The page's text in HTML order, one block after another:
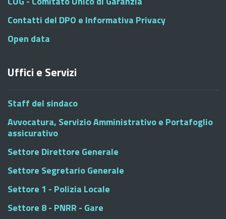
Contatti del DPO e Informativa Privacy
Open data
Uffici e Servizi
Staff del sindaco
Avvocatura, Servizio Amministrativo e Portafoglio
assicurativo
Settore Direttore Generale
Settore Segretario Generale
Settore 1 - Polizia Locale
Settore 8 - PNRR - Gare